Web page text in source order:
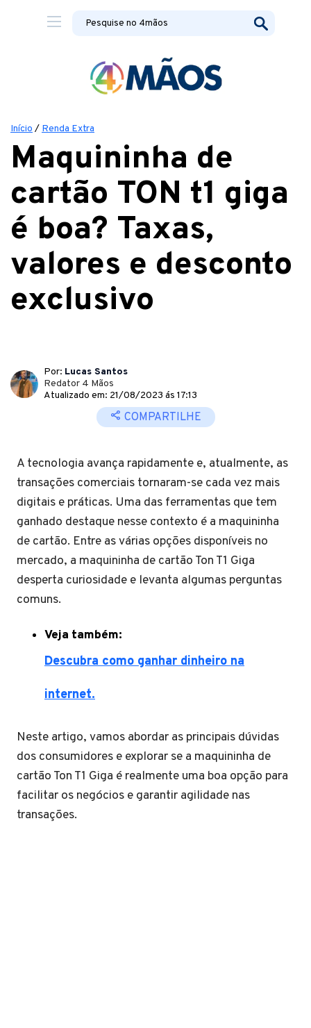
Início / Renda Extra
Maquininha de
cartão TON t1 giga
é boa? Taxas,
valores e desconto
exclusivo
Por: Lucas Santos
Redator 4 Mãos
Atualizado em: 21/08/2023 ás 17:13
COMPARTILHE
A tecnologia avança rapidamente e, atualmente, as
transações comerciais tornaram-se cada vez mais
digitais e práticas. Uma das ferramentas que tem
ganhado destaque nesse contexto é a maquininha
de cartão. Entre as várias opções disponíveis no
mercado, a maquininha de cartão Ton T1 Giga
desperta curiosidade e levanta algumas perguntas
comuns.
Veja também:
Descubra como ganhar dinheiro na
internet.
Neste artigo, vamos abordar as principais dúvidas
dos consumidores e explorar se a maquininha de
cartão Ton T1 Giga é realmente uma boa opção para
facilitar os negócios e garantir agilidade nas
transações.